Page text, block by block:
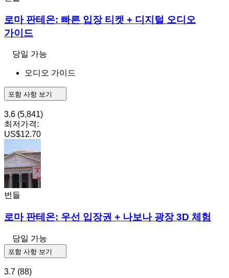
로마 판테온: 빠른 입장 티켓 + 디지털 오디오
가이드
당일 가능
오디오 가이드
포함 사항 보기
3.6 (5,841)
최저가격:
US$12.70
번들
로마 판테온: 우선 입장권 + 나보나 광장 3D 체험
당일 가능
포함 사항 보기
3.7 (88)